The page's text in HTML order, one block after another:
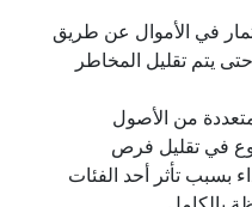
في الأموال عن طريق
يتم تقليل المخاطر
من الأصول
في تقليل فرص
بسبب تأثر أحد الفئات